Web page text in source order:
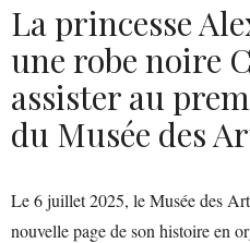
La princesse
une robe noire
assister au
du Musée des
Le 6 juillet 2025, le Musée des
nouvelle page de son histoire en